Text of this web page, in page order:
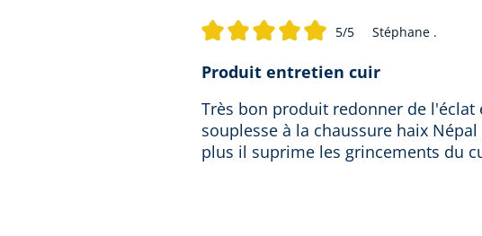
5/5 Stéphane .
Produit entretien cuir
Très bon produit redonner de l'éclat
souplesse à la chaussure haix
plus il suprime les grincements du